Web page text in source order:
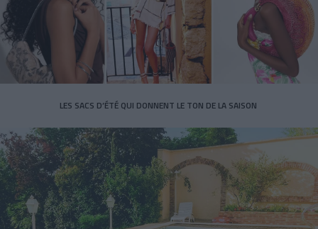
LES SACS D’ÉTÉ QUI DONNENT LE TON DE LA SAISON